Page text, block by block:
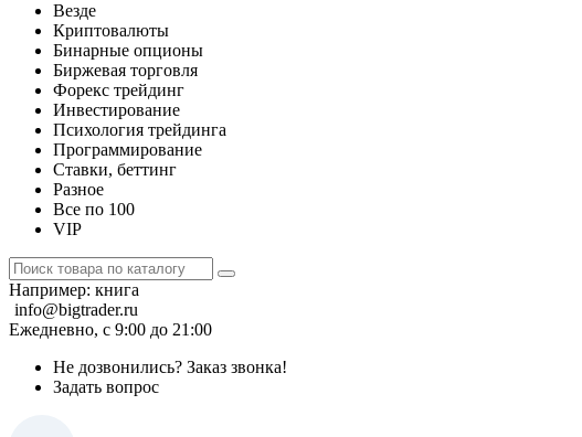
Везде
Криптовалюты
Бинарные опционы
Биржевая торговля
Форекс трейдинг
Инвестирование
Психология трейдинга
Программирование
Ставки, беттинг
Разное
Все по 100
VIP
Например: книга
info@bigtrader.ru
Ежедневно, с 9:00 до 21:00
Не дозвонились? Заказ звонка!
Задать вопрос